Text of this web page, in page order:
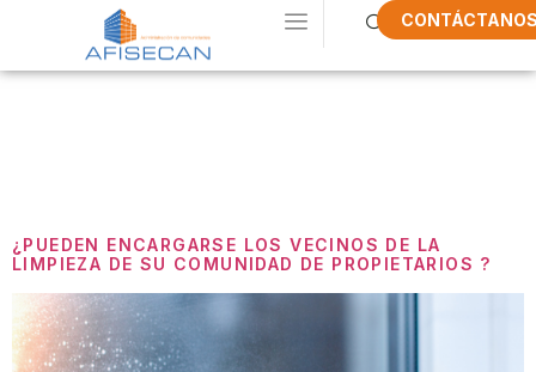
¿PUEDEN ENCARGARSE LOS VECINOS DE LA
LIMPIEZA DE SU COMUNIDAD DE PROPIETARIOS ?